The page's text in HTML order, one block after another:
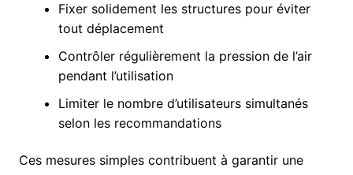
Fixer solidement les structures pour éviter
tout déplacement
Contrôler régulièrement la pression de l’air
pendant l’utilisation
Limiter le nombre d’utilisateurs simultanés
selon les recommandations
Ces mesures simples contribuent à garantir une